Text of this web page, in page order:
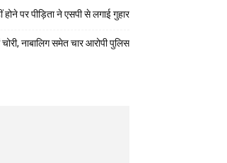
होने पर पीड़िता ने एसपी से लगाई गुहार
नाबालिग समेत चार आरोपी पुलिस